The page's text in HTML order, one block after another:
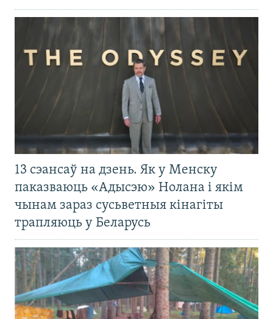
13 сэансаў на дзень. Як у Менску
паказваюць «Адысэю» Нолана і якім
чынам зараз сусьветныя кінагіты
трапляюць у Беларусь